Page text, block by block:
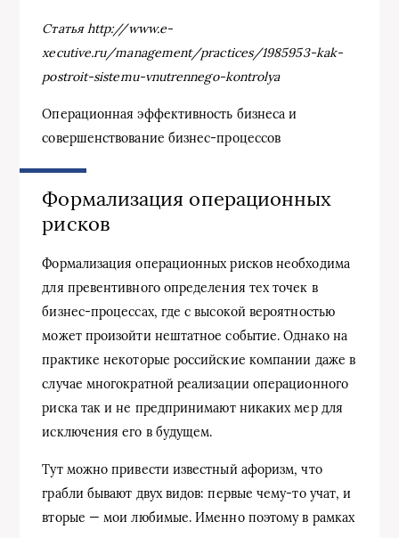
Статьяhttp://www.e-
xecutive.ru/management/practices/1985953-kak-
postroit-sistemu-vnutrennego-kontrolya
Операционная эффективность бизнеса и
совершенствование бизнес-процессов
Формализация операционных
рисков
Формализация операционных рисков необходима
для превентивного определения тех точек в
бизнес-процессах, где с высокой вероятностью
может произойти нештатное событие. Однако на
практике некоторые российские компании даже в
случае многократной реализации операционного
риска так и не предпринимают никаких мер для
исключения его в будущем.
Тут можно привести известный афоризм, что
грабли бывают двух видов: первые чему-то учат, и
вторые — мои любимые. Именно поэтому в рамках